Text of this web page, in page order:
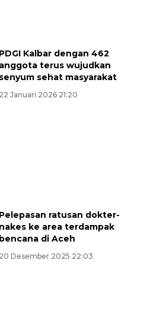
PDGI Kalbar dengan 462
anggota terus wujudkan
senyum sehat masyarakat
22 Januari 2026 21:20
Pelepasan ratusan dokter-
nakes ke area terdampak
bencana di Aceh
20 Desember 2025 22:03
perekonomian